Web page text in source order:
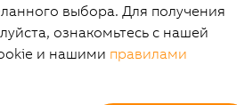
PC 2300
выбора. Для получения
ознакомьтесь с нашей
и нашими правилами